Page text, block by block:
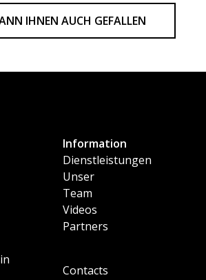
IHNEN AUCH GEFALLEN
Information
Dienstleistungen
Unser
Team
Videos
Partners
Contacts